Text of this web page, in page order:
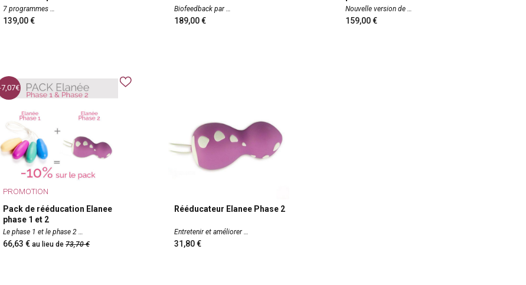
7 programmes
139,00
Biofeedback par
189,00
Nouvelle version de
159,00
7,07
PROMOTION
Pack de rééducation Elanee
phase 1 et 2
Le phase 1 et le phase 2
66,63 au lieu de 73,70
Rééducateur Elanee Phase 2
Entretenir et améliorer
31,80